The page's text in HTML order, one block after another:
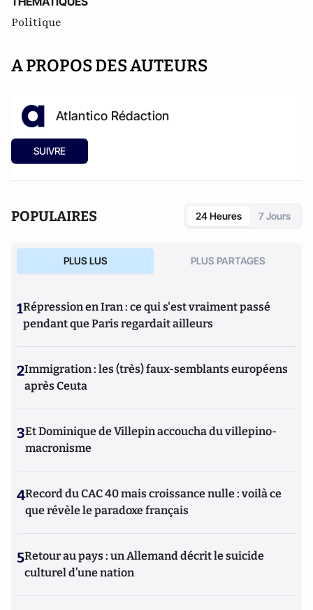
Politique
A PROPOS DES AUTEURS
Atlantico Rédaction
SUIVRE
POPULAIRES 24 Heures 7 Jours
PLUS LUS PLUS PARTAGES
1Répression en Iran : ce qui s'est vraiment passé
pendant que Paris regardait ailleurs
2Immigration : les (très) faux-semblants européens
après Ceuta
3Et Dominique de Villepin accoucha du villepino-
macronisme
4Record du CAC 40 mais croissance nulle : voilà ce
que révèle le paradoxe français
5Retour au pays : un Allemand décrit le suicide
culturel d’une nation